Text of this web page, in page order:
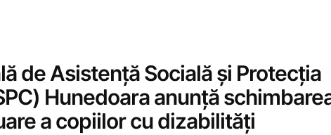
de Asistență Socială și Protecția
Hunedoara anunță
a copiilor cu dizabilități